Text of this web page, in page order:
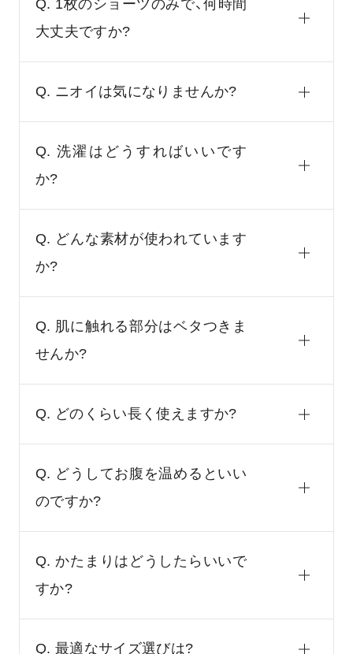
Q. 1枚のショーツのみで、何時間
大丈夫ですか?
Q. ニオイは気になりませんか?
Q. 洗濯はどうすればいいです
か?
Q. どんな素材が使われています
か?
Q. 肌に触れる部分はベタつきま
せんか?
Q. どのくらい長く使えますか?
Q. どうしてお腹を温めるといい
のですか?
Q. かたまりはどうしたらいいで
すか?
Q. 最適なサイズ選びは?